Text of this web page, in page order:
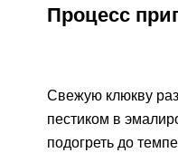
Процесс
Свежую клюкву
пестиком в
подогреть до